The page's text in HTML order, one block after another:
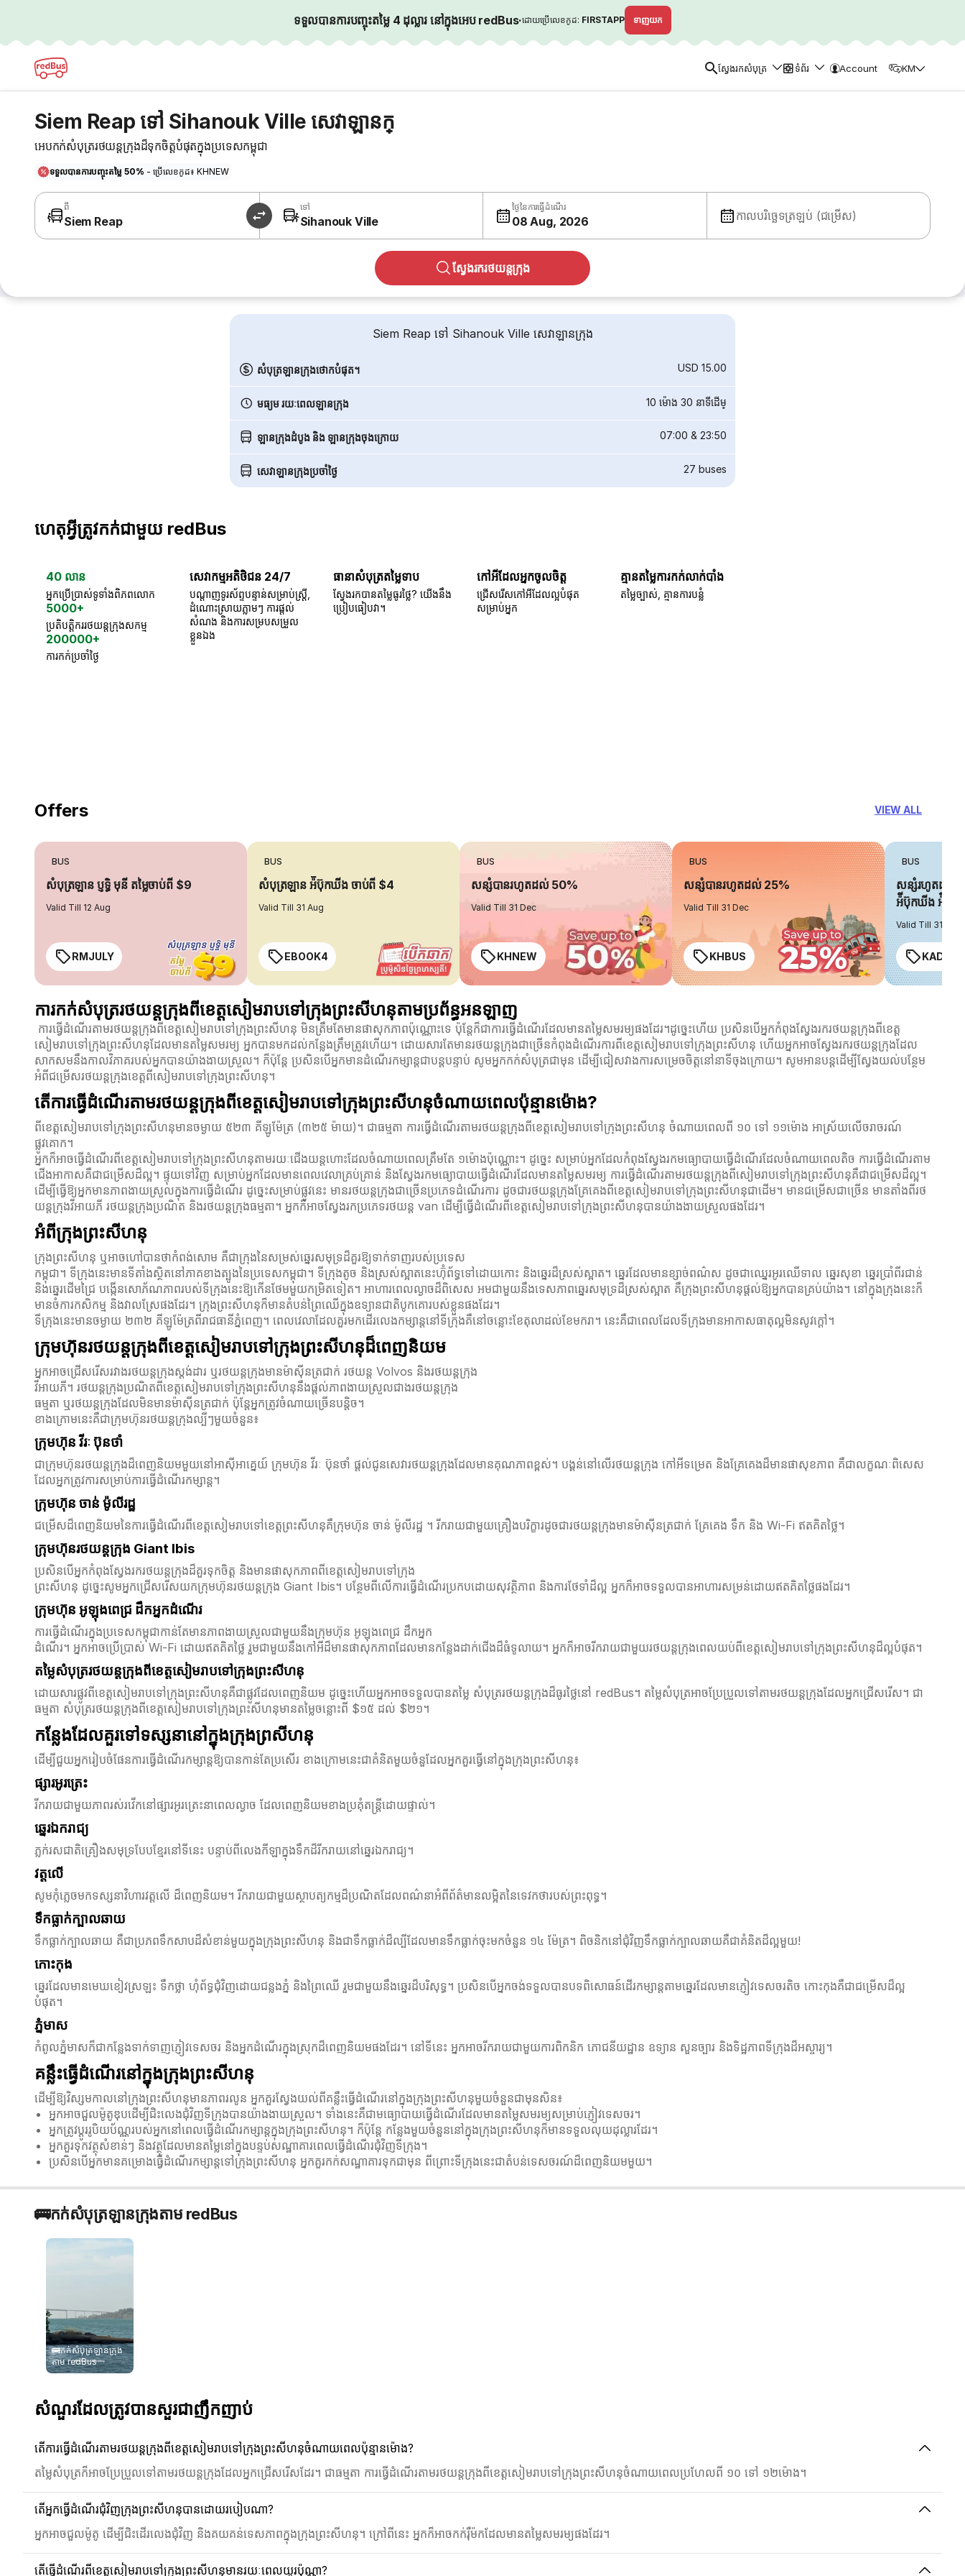
ទទួលបានការបញ្ចុះតម្លៃ 4 ដុល្លារ នៅក្នុងអេប redBus·ដោយប្រើលេខកូដ: FIRSTAPP ទាញយក
ស្វែងរកសំបុត្រ ទំព័រ Account KM
Siem Reap ទៅ Sihanouk Ville សេវាឡានក្
អេបកក់សំបុត្ររថយន្តក្រុងដ៏ទុកចិត្តបំផុតក្នុងប្រទេសកម្ពុជា
ទទួលបានការបញ្ចុះតម្លៃ 50% - ប្រើលេខកូដ៖ KHNEW
ពី
Siem Reap
ទៅ
Sihanouk Ville
ថ្ងៃនៃការធ្វើដំណើរ
08 Aug, 2026 កាលបរិច្ឆេទត្រឡប់ (ជម្រើស)
ស្វែងរករថយន្តក្រុង
Siem Reap ទៅ Sihanouk Ville សេវាឡានក្រុង
សំបុត្រឡានក្រុងថោកបំផុត។ USD 15.00
មធ្យម រយៈពេលឡានក្រុង 10 ម៉ោង 30 នាទី​ដើម្
ឡានក្រុងដំបូង និង ឡានក្រុងចុងក្រោយ 07:00 & 23:50
សេវាឡានក្រុងប្រចាំថ្ងៃ 27 buses
ហេតុអ្វីត្រូវកក់ជាមួយ redBus
40 លាន
អ្នកប្រើប្រាស់ទូទាំងពិភពលោក
5000+
ប្រតិបត្តិកររថយន្តក្រុងសកម្ម
200000+
ការកក់ប្រចាំថ្ងៃ
សេវាកម្មអតិថិជន 24/7
បណ្តាញទូរស័ព្ទបន្ទាន់សម្រាប់ស្ត្រី,
ដំណោះស្រាយភ្លាមៗ ការផ្តល់
សំណង និងការសម្របសម្រួល
ខ្លួនឯង
ធានាសំបុត្រតម្លៃទាប
ស្វែងរកបានតម្លៃធូរថ្លៃ? យើងនឹង
ប្រៀបធៀបវា។
កៅអីដែលអ្នកចូលចិត្ត
ជ្រើសរើសកៅអីដែលល្អបំផុត
សម្រាប់អ្នក
គ្មានតម្លៃការកក់លាក់បាំង
តម្លៃច្បាស់, គ្មានការបន្លំ
Offers VIEW ALL
BUS
សំបុត្រឡាន ប្ញទ្ធិ មុនី តម្លៃចាប់ពី $9
Valid Till 12 Aug
RMJULY
BUS
សំបុត្រឡាន អ៉ីប៊ុកឃីង ចាប់ពី $4
Valid Till 31 Aug
EBOOK4
BUS
សន្សំបានរហូតដល់ 50%
Valid Till 31 Dec
KHNEW
BUS
សន្សំបានរហូតដល់ 25%
Valid Till 31 Dec
KHBUS
BUS
សន្សំរហូតដល់
អ៉ីប៊ុកឃីង អ៉ិចប្
Valid Till 31 Dec
KADO20
ការកក់សំបុត្ររថយន្តក្រុងពីខេត្តសៀមរាបទៅក្រុងព្រះសីហនុតាមប្រព័ន្ធអនឡាញ
ការធ្វើដំណើរតាមរថយន្តក្រុងពីខេត្តសៀមរាបទៅក្រុងព្រះសីហនុ មិនត្រឹមតែមានផាសុកភាពប៉ុណ្ណោះទេ ប៉ុន្តែក៏ជាការធ្វើដំណើរដែលមានតម្លៃសមរម្យផងដែរ។ដូច្នេះហើយ ប្រសិនបើអ្នកកំពុងស្វែងរករថយន្តក្រុងពីខេត្ត
សៀមរាបទៅក្រុងព្រះសីហនុដែលមានតម្លៃសមរម្យ អ្នកបានមកដល់កន្លែងត្រឹមត្រូវហើយ។ ដោយសារតែមានរថយន្តក្រុងជាច្រើនកំពុងដំណើរការពីខេត្តសៀមរាបទៅក្រុងព្រះសីហនុ ហើយអ្នកអាចស្វែងរករថយន្តក្រុងដែល
សាកសមនឹងកាលវិភាគរបស់អ្នកបានយ៉ាងងាយស្រួល។ ក៏ប៉ុន្តែ ប្រសិនបើអ្នកមានដំណើរកម្សាន្តជាបន្តបន្ទាប់ សូមអ្នកកក់សំបុត្រជាមុន ដើម្បីជៀសវាងការសម្រេចចិត្តនៅនាទីចុងក្រោយ។ សូមអានបន្តដើម្បីស្វែងយល់បន្ថែម
អំពីជម្រើសរថយន្តក្រុងខេត្តពីសៀមរាបទៅក្រុងព្រះសីហនុ។
តើការធ្វើដំណើរតាមរថយន្តក្រុងពីខេត្តសៀមរាបទៅក្រុងព្រះសីហនុចំណាយពេលប៉ុន្មានម៉ោង?
ពីខេត្តសៀមរាបទៅក្រុងព្រះសីហនុមានចម្ងាយ ៥២៣ គីឡូម៉ែត្រ (៣២៥ ម៉ាយ)។ ជាធម្មតា ការធ្វើដំណើរតាមរថយន្តក្រុងពីខេត្តសៀមរាបទៅក្រុងព្រះសីហនុ ចំណាយពេលពី ១០ ទៅ ១១ម៉ោង អាស្រ័យលើចរាចរណ៍
ផ្លូវគោក។
អ្នកក៏អាចធ្វើដំណើរពីខេត្តសៀមរាបទៅក្រុងព្រះសីហនុតាមរយៈជើងយន្តហោះដែលចំណាយពេលត្រឹមតែ ១ម៉ោងប៉ុណ្ណោះ។ ដូច្នេះ សម្រាប់អ្នកដែលកំពុងស្វែងរកមធ្យោបាយធ្វើដំណើរដែលចំណាយពេលតិច ការធ្វើដំណើរតាម
ជើងអាកាសគឺជាជម្រើសដ៏ល្អ។ ផ្ទុយទៅវិញ សម្រាប់អ្នកដែលមានពេលវេលាគ្រប់គ្រាន់ និងស្វែងរកមធ្យោបាយធ្វើដំណើរដែលមានតម្លៃសមរម្យ ការធ្វើដំណើរតាមរថយន្តក្រុងពីសៀមរាបទៅក្រុងព្រះសីហនុគឺជាជម្រើសដ៏ល្អ។
ដើម្បីធ្វើឱ្យអ្នកមានភាពងាយស្រួលក្នុងការធ្វើដំណើរ ដូច្នេះសម្រាប់ផ្លូវនេះ មានរថយន្តក្រុងជាច្រើនប្រភេទដំណើរការ ដូចជារថយន្តក្រុងគ្រែគេងពីខេត្តសៀមរាបទៅក្រុងព្រះសីហនុជាដើម។ មានជម្រើសជាច្រើន មានតាំងពីរថ
យន្តក្រុងវីអាយភី រថយន្តក្រុងប្រណិត និងរថយន្តក្រុងធម្មតា។ អ្នកក៏អាចស្វែងរកប្រភេទរថយន្ត van ដើម្បីធ្វើដំណើរពីខេត្តសៀមរាបទៅក្រុងព្រះសីហនុបានយ៉ាងងាយស្រួលផងដែរ។
អំពីក្រុងព្រះសីហនុ
ក្រុងព្រះសីហនុ ឬអាចហៅបានថាកំពង់សោម គឺជាក្រុងនៃសម្រស់ឆ្នេរសមុទ្រដ៏គួរឱ្យទាក់ទាញរបស់ប្រទេស
កម្ពុជា។ ទីក្រុងនេះមានទីតាំងស្ថិតនៅភាគខាងត្បូងនៃប្រទេសកម្ពុជា។ ទីក្រុងតូច និងស្រស់ស្អាតនេះហ៊ុំព័ទ្ធទៅដោយកោះ និងឆ្នេរដ៏ស្រស់ស្អាត។ ឆ្នេរដែលមានខ្សាច់ពណ៌ស ដូចជាឈ្នេរអូរឈើទាល ឆ្នេរសុខា ឆ្នេរប្រាំពីរជាន់
និងឆ្នេរដើមជ្រៃ បង្កើនសោភ័ណភាពរបស់ទីក្រុងនេះឱ្យកើនថែមមួយកម្រិតទៀត។ អាហារពេលល្ងាចដ៏ពិសេស អមជាមួយនឹងទេសភាពឆ្នេរសមុទ្រដ៏ស្រស់ស្អាត គឺក្រុងព្រះសីហនុផ្តល់ឱ្យអ្នកបានគ្រប់យ៉ាង។ នៅក្នុងក្រុងនេះក៏
មានចំការកសិកម្ម និងវាលស្រែផងដែរ។ ក្រុងព្រះសីហនុក៏មានតំបន់ព្រៃឈើក្នុងឧទ្យានជាតិបូកគោរបស់ខ្លួនផងដែរ។
ទីក្រុងនេះមានចម្ងាយ ២៣២ គីឡូម៉ែត្រពីរាជធានីភ្នំពេញ។ ពេលវេលាដែលគួរមកដើរលេងកម្សាន្តនៅទីក្រុងគឺនៅចន្លោះខែតុលាដល់ខែមករា។ នេះគឺជាពេលដែលទីក្រុងមានអាកាសធាតុល្អមិនសូវក្ដៅ។
ក្រុមហ៊ុនរថយន្តក្រុងពីខេត្តសៀមរាបទៅក្រុងព្រះសីហនុដ៏ពេញនិយម
អ្នកអាចជ្រើសរើសរវាងរថយន្តក្រុងស្តង់ដារ ឬរថយន្តក្រុងមានម៉ាស៊ីនត្រជាក់ រថយន្ត Volvos និងរថយន្តក្រុង
វីអាយភី។ រថយន្តក្រុងប្រណិតពីខេត្តសៀមរាបទៅក្រុងព្រះសីហនុនឹងផ្តល់ភាពងាយស្រួលជាងរថយន្តក្រុង
ធម្មតា ឬរថយន្តក្រុងដែលមិនមានម៉ាស៊ីនត្រជាក់ ប៉ុន្តែអ្នកត្រូវចំណាយច្រើនបន្តិច។
ខាងក្រោមនេះគឺជាក្រុមហ៊ុនរថយន្តក្រុងល្បីៗមួយចំនួន៖
ក្រុមហ៊ុន វីរៈ ប៊ុនថាំ
ជាក្រុមហ៊ុនរថយន្តក្រុងដ៏ពេញនិយមមួយនៅអាស៊ីអាគ្នេយ៍ ក្រុមហ៊ុន វីរៈ ប៊ុនថាំ ផ្តល់ជូនសេវារថយន្តក្រុងដែលមានគុណភាពខ្ពស់។ បង្គន់នៅលើរថយន្តក្រុង កៅអីទម្រេត និងគ្រែគេងដ៏មានផាសុខភាព គឺជាលក្ខណៈពិសេស
ដែលអ្នកត្រូវការសម្រាប់ការធ្វើដំណើរកម្សាន្ត។
ក្រុមហ៊ុន ចាន់ ម៉ូលីរដ្ឋ
ជម្រើសដ៏ពេញនិយមនៃការធ្វើដំណើរពីខេត្តសៀមរាបទៅខេត្តព្រះសីហនុគឺក្រុមហ៊ុន ចាន់ ម៉ូលីរដ្ឋ ។ រីករាយជាមួយគ្រឿងបរិក្ខារដូចជារថយន្តក្រុងមានម៉ាស៊ីនត្រជាក់ គ្រែគេង ទឹក និង Wi-Fi ឥតគិតថ្លៃ។
ក្រុមហ៊ុនរថយន្តក្រុង​ Giant Ibis
ប្រសិនបើអ្នកកំពុងស្វែងរករថយន្តក្រុងដ៏គួរទុកចិត្ត និងមានផាសុកភាពពីខេត្តសៀមរាបទៅក្រុង
ព្រះសីហនុ ដូច្នេះសូមអ្នកជ្រើសរើសយកក្រុមហ៊ុនរថយន្តក្រុង Giant Ibis។ បន្ថែមពីលើការធ្វើដំណើរប្រកបដោយសុវត្ថិភាព និងការថែទាំដ៏ល្អ អ្នកក៏អាចទទួលបានអាហារសម្រន់ដោយឥតគិតថ្លៃផងដែរ។
ក្រុមហ៊ុន អូឡុងពេជ្រ ដឹកអ្នកដំណើរ
ការធ្វើដំណើរក្នុងប្រទេសកម្ពុជាកាន់តែមានភាពងាយស្រួលជាមួយនឹងក្រុមហ៊ុន អូឡុងពេជ្រ ដឹកអ្នក
ដំណើរ។ អ្នកអាចប្រើប្រាស់ Wi-Fi ដោយឥតគិតថ្លៃ រួមជាមួយនឹងកៅអីដ៏មានផាសុកភាពដែលមានកន្លែងដាក់ជើងដ៏ធំទូលាយ។ អ្នកក៏អាចរីករាយជាមួយរថយន្តក្រុងពេលយប់ពីខេត្តសៀមរាបទៅក្រុងព្រះសីហនុដ៏ល្អបំផុត។
តម្លៃសំបុត្ររថយន្តក្រុងពីខេត្តសៀមរាបទៅក្រុងព្រះសីហនុ
ដោយសារផ្លូវពីខេត្តសៀមរាបទៅក្រុងព្រះសីហនុគឺជាផ្លូវដែលពេញនិយម ដូច្នេះហើយអ្នកអាចទទួលបានតម្លៃ សំបុត្ររថយន្តក្រុងដ៏ធូរថ្លៃនៅ redBus។ តម្លៃសំបុត្រអាចប្រែប្រួលទៅតាមរថយន្តក្រុងដែលអ្នកជ្រើសរើស។ ជា
ធម្មតា សំបុត្ររថយន្តក្រុងពីខេត្តសៀមរាបទៅក្រុងព្រះសីហនុមានតម្លៃចន្លោះពី $១៥ ដល់ $២១។
កន្លែងដែលគួរទៅទស្សនានៅក្នុងក្រុងព្រសីហនុ
ដើម្បីជួយអ្នករៀបចំផែនការធ្វើដំណើរកម្សាន្តឱ្យបានកាន់តែប្រសើរ ខាងក្រោមនេះជាគំនិតមួយចំនួដែលអ្នកគួរធ្វើនៅក្នុងក្រុងព្រះសីហនុ៖
ផ្សារអូរត្រេះ
រីករាយជាមួយភាពរស់រវើកនៅផ្សារអូរត្រេះនាពេលល្ងាច ដែលពេញនិយមខាងប្រគុំតន្ត្រីដោយផ្ទាល់។
ឆ្នេរឯករាជ្យ
ភ្លក់រសជាតិគ្រឿងសមុទ្របែបខ្មែរនៅទីនេះ បន្ទាប់ពីលេងកីឡាក្នុងទឹកដ៏រីករាយនៅឆ្នេរឯករាជ្យ។
វត្តលើ
សូមកុំភ្លេចមកទស្សនាវិហារវត្តលើ ដ៏ពេញនិយម។ រីករាយជាមួយស្ថាបត្យកម្មដ៏ប្រណិតដែលពណ៌នាអំពីព័ត៌មានលម្អិតនៃទេវកថារបស់ព្រះពុទ្ធ។
ទឹកធ្លាក់ក្បាលឆាយ
ទឹកធ្លាក់ក្បាលឆាយ គឺជាប្រភពទឹកសាបដ៏សំខាន់មួយក្នុងក្រុងព្រះសីហនុ និងជាទឹកធ្លាក់ដ៏ល្បីដែលមានទឹកធ្លាក់ចុះមកចំនួន ១៤ ម៉ែត្រ។ ពិចនិកនៅជុំវិញទឹកធ្លាក់ក្បាលឆាយគឺជាគំនិតដ៏ល្អមួយ!
កោះកុង
ឆ្នេរដែលមានមេឃខៀវស្រឡះ ទឹកថ្លា ហុំព័ទ្ធជុំវិញដោយជន្លងភ្នំ និងព្រៃឈើ រួមជាមួយនឹងឆ្នេរដ៏បរិសុទ្ធ។ ប្រសិនបើអ្នកចង់ទទួលបានបទពិសោធន៍ដើរកម្សាន្តតាមឆ្នេរដែលមានភ្ញៀវទេសចរតិច កោះកុងគឺជាជម្រើសដ៏ល្អ
បំផុត។
ភ្នំមាស
កំពូល​ភ្នំ​មាស​ក៏​ជាកន្លែងទាក់ទាញភ្ញៀវទេសចរ និងអ្នកដំណើរក្នុងស្រុកដ៏ពេញនិយមផងដែរ។ នៅទីនេះ អ្នកអាចរីករាយជាមួយការពិកនិក ភោជនីយដ្ឋាន ឧទ្យាន សួនច្បារ និងទិដ្ឋភាពទីក្រុងដ៏អស្ចារ្យ។
គន្លឹះ​ធ្វើ​ដំណើរ​​នៅក្នុងក្រុង​ព្រះសីហនុ
ដើម្បី​ឱ្យ​វិស្សមកាលនៅក្រុងព្រះសីហនុមានភាពរលូន អ្នកគួរស្វែងយល់ពីគន្លឹះធ្វើដំណើរនៅក្នុងក្រុងព្រះសីហនុមួយចំនួនជាមុនសិន៖
អ្នក​អាច​ជួល​ម៉ូតូឌុបដើម្បីជិះលេងជុំវិញទីក្រុងបានយ៉ាងងាយស្រួល។ ទាំងនេះគឺជាមធ្យោបាយធ្វើដំណើរដែលមានតម្លៃសមរម្យសម្រាប់ភ្ញៀវទេសចរ។ ​
អ្នកត្រូវប្ដូររូបិយប័ណ្ណរបស់អ្នកនៅពេលធ្វើដំណើរកម្សាន្តក្នុងក្រុងព្រះសីហនុ។ ក៏ប៉ុន្តែ កន្លែងមួយចំនួននៅក្នុងក្រុងព្រះសីហនុក៏មានទទួលលុយដុល្លារដែរ។
អ្នកគួរទុកវត្ថុសំខាន់ៗ និងវត្ថុដែលមានតម្លៃនៅក្នុងបន្ទប់សណ្ឋាគារពេលធ្វើដំណើរជុំវិញទីក្រុង។
ប្រសិនបើអ្នកមានគម្រោងធ្វើដំណើរកម្សាន្តទៅក្រុងព្រះសីហនុ អ្នកគួរកក់សណ្ឋាគារទុកជាមុន ពីព្រោះទីក្រុងនេះជាតំបន់ទេសចរណ៍ដ៏ពេញនិយមមួយ។
🚌កក់សំបុត្រឡានក្រុងតាម redBus
🚌កក់សំបុត្រឡានក្រុង
តាម redBus
សំណួរដែលត្រូវបានសួរជាញឹកញាប់
តើការធ្វើដំណើរតាមរថយន្តក្រុងពីខេត្តសៀមរាបទៅក្រុងព្រះសីហនុចំណាយពេលប៉ុន្មានម៉ោង?
តម្លៃសំបុត្រក៏អាចប្រែប្រួលទៅតាមរថយន្តក្រុងដែលអ្នកជ្រើសរើស​ដែរ។ ជាធម្មតា ការធ្វើដំណើរតាមរថយន្តក្រុងពីខេត្តសៀមរាបទៅក្រុងព្រះសីហនុចំណាយពេលប្រហែលពី ១០ ទៅ ១២ម៉ោង។
តើអ្នកធ្វើដំណើរជុំវិញក្រុងព្រះសីហនុបានដោយរបៀបណា?
អ្នកអាចជួលម៉ូតូ ដើម្បីជិះដើរលេងជុំវិញ និងគយគន់ទេសភាពក្នុងក្រុងព្រះសីហនុ។ ក្រៅពីនេះ អ្នកក៏អាចកក់រ៉ឺម៉កដែលមានតម្លៃសមរម្យផងដែរ។
តើធ្វើដំណើរពីខេត្តសៀមរាបទៅក្រុងព្រះសីហនុមានរយៈពេលយូរប៉ុណ្ណា?